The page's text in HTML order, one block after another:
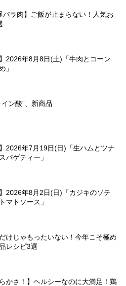
バラ肉】ご飯が止まらない！人気お
】2026年8月8日(土)「牛肉とコーン
」
ン酸”、新商品
】2026年7月19日(日)「生ハムとツナ
パゲティー」
】2026年8月2日(日)「カジキのソテ
マトソース」
けじゃもったいない！今年こそ極め
レシピ3選
かさ！】ヘルシーなのに大満足！鶏